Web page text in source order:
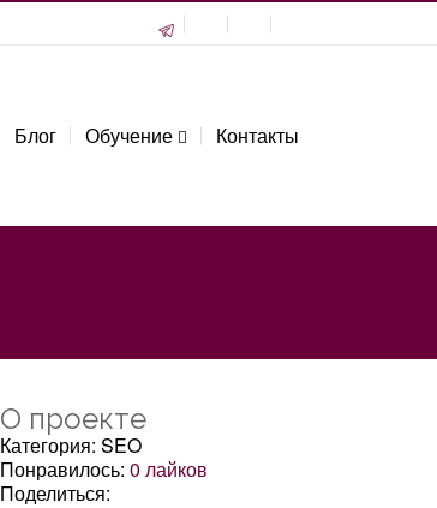
Блог Обучение Контакты
О проекте
Категория: SEO
Понравилось: 0 лайков
Поделиться: